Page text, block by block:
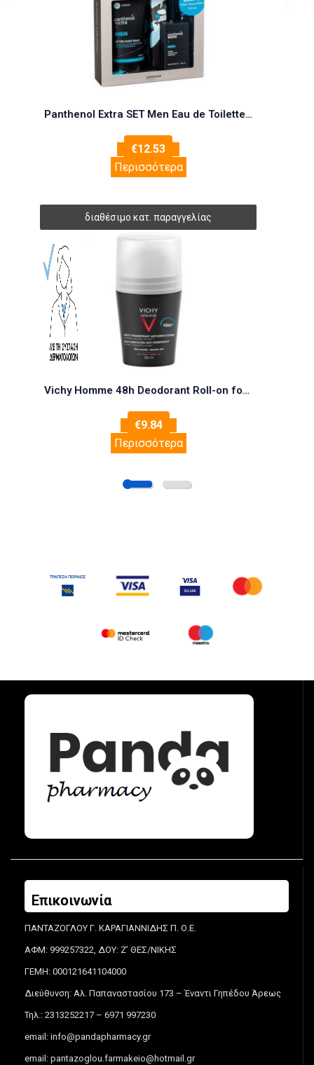
Panthenol Extra SET Men Eau de Toilette 50ml & ΔΩΡΟ After Shave Balm 75ml (Ανδ
€12.53
Περισσότερα
Vichy Homme 48h Deodorant Roll-on for Sensitive Skin
€9.84
Περισσότερα
Επικοινωνία
ΠΑΝΤΑΖΟΓΛΟΥ Γ. ΚΑΡΑΓΙΑΝΝΙΔΗΣ Π. Ο.Ε.
ΑΦΜ: 999257322, ΔΟΥ: Ζ’ ΘΕΣ/ΝΙΚΗΣ
ΓΕΜΗ: 000121641104000
Διεύθυνση: Αλ. Παπαναστασίου 173 – Έναντι Γηπέδου Άρεως
Τηλ.: 2313252217 – 6971 997230
email: info@pandapharmacy.gr
email: pantazoglou.farmakeio@hotmail.gr